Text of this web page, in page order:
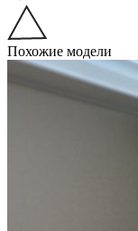
Похожие модели